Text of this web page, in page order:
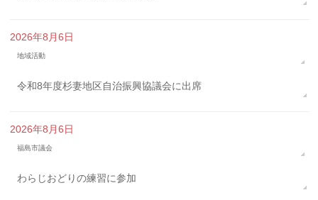
2026年8月6日
地域活動
令和8年度杉妻地区自治振興協議会に出席
2026年8月6日
福島市議会
わらじおどりの練習に参加